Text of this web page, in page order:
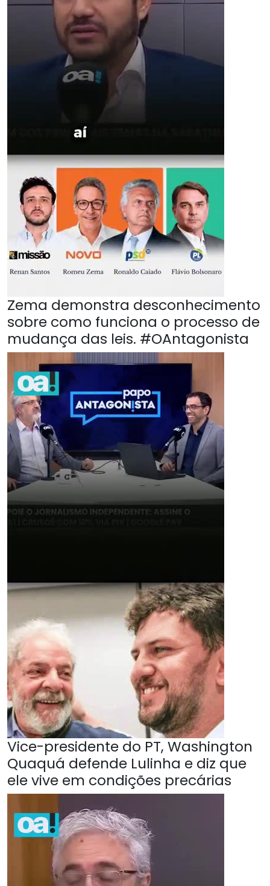
Zema demonstra desconhecimento
sobre como funciona o processo de
mudança das leis. #OAntagonista
Vice-presidente do PT, Washington
Quaquá defende Lulinha e diz que
ele vive em condições precárias